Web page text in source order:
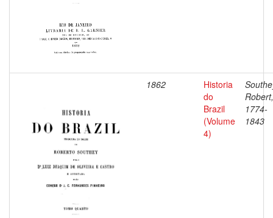
1862
Historia
do
Brazil
(Volume
4)
Robert,
1774-
1843